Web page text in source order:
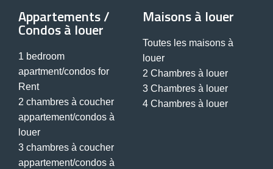
Appartements /
Condos à louer
1 bedroom
apartment/condos for
Rent
2 chambres à coucher
appartement/condos à
louer
3 chambres à coucher
appartement/condos à
Maisons à louer
Toutes les maisons à
louer
2 Chambres à louer
3 Chambres à louer
4 Chambres à louer